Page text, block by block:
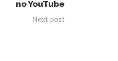
no YouTube
Next post